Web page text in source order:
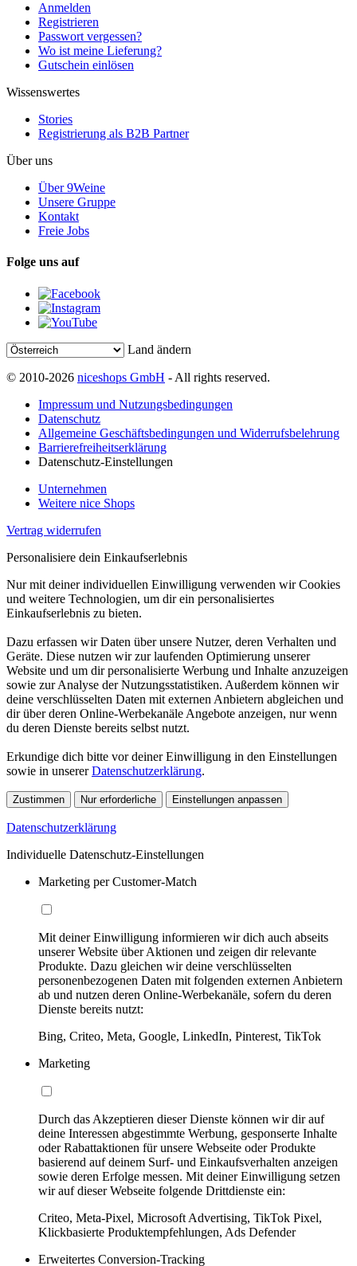
Anmelden
Registrieren
Passwort vergessen?
Wo ist meine Lieferung?
Gutschein einlösen
Wissenswertes
Stories
Registrierung als B2B Partner
Über uns
Über 9Weine
Unsere Gruppe
Kontakt
Freie Jobs
Folge uns auf
Land ändern
© 2010-2026 niceshops GmbH - All rights reserved.
Impressum und Nutzungsbedingungen
Datenschutz
Allgemeine Geschäftsbedingungen und Widerrufsbelehrung
Barrierefreiheitserklärung
Datenschutz-Einstellungen
Unternehmen
Weitere nice Shops
Vertrag widerrufen
Personalisiere dein Einkaufserlebnis
Nur mit deiner individuellen Einwilligung verwenden wir Cookies
und weitere Technologien, um dir ein personalisiertes
Einkaufserlebnis zu bieten.
Dazu erfassen wir Daten über unsere Nutzer, deren Verhalten und
Geräte. Diese nutzen wir zur laufenden Optimierung unserer
Website und um dir personalisierte Werbung und Inhalte anzuzeigen
sowie zur Analyse der Nutzungsstatistiken. Außerdem können wir
deine verschlüsselten Daten mit externen Anbietern abgleichen und
dir über deren Online-Werbekanäle Angebote anzeigen, nur wenn
du deren Dienste bereits selbst nutzt.
Erkundige dich bitte vor deiner Einwilligung in den Einstellungen
sowie in unsererDatenschutzerklärung.
Zustimmen Nur erforderliche Einstellungen anpassen
Datenschutzerklärung
Individuelle Datenschutz-Einstellungen
Marketing per Customer-Match
Mit deiner Einwilligung informieren wir dich auch abseits
unserer Website über Aktionen und zeigen dir relevante
Produkte. Dazu gleichen wir deine verschlüsselten
personenbezogenen Daten mit folgenden externen Anbietern
ab und nutzen deren Online-Werbekanäle, sofern du deren
Dienste bereits nutzt:
Bing, Criteo, Meta, Google, LinkedIn, Pinterest, TikTok
Marketing
Durch das Akzeptieren dieser Dienste können wir dir auf
deine Interessen abgestimmte Werbung, gesponserte Inhalte
oder Rabattaktionen für unsere Webseite oder Produkte
basierend auf deinem Surf- und Einkaufsverhalten anzeigen
sowie deren Erfolge messen. Mit deiner Einwilligung setzen
wir auf dieser Webseite folgende Drittdienste ein:
Criteo, Meta-Pixel, Microsoft Advertising, TikTok Pixel,
Klickbasierte Produktempfehlungen, Ads Defender
Erweitertes Conversion-Tracking